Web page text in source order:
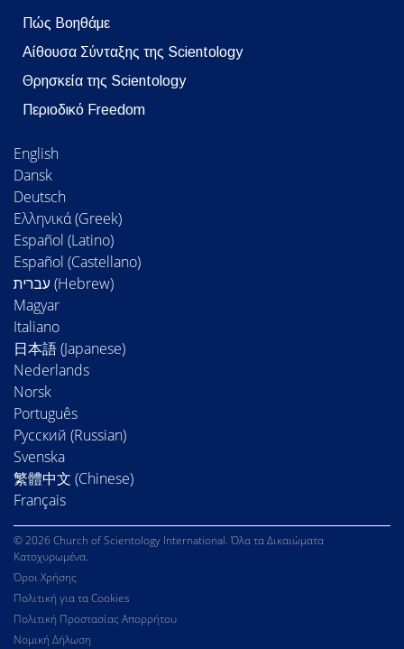
Πώς Βοηθάμε
Αίθουσα Σύνταξης της Scientology
Θρησκεία της Scientology
Περιοδικό Freedom
English
Dansk
Deutsch
Ελληνικά (Greek)
Español (Latino)
Español (Castellano)
Magyar
Italiano
日本語 (Japanese)
Nederlands
Norsk
Português
Русский (Russian)
Svenska
繁體中文 (Chinese)
Français
© 2026 Church of Scientology International. Όλα τα Δικαιώματα
Κατοχυρωμένα.
Όροι Χρήσης
Πολιτική για τα Cookies
Πολιτική Προστασίας Απορρήτου
Νομική Δήλωση